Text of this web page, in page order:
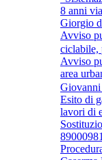
8 anni
Giorgio
Avviso
ciclabile,
Avviso
area
Esito di
lavori di